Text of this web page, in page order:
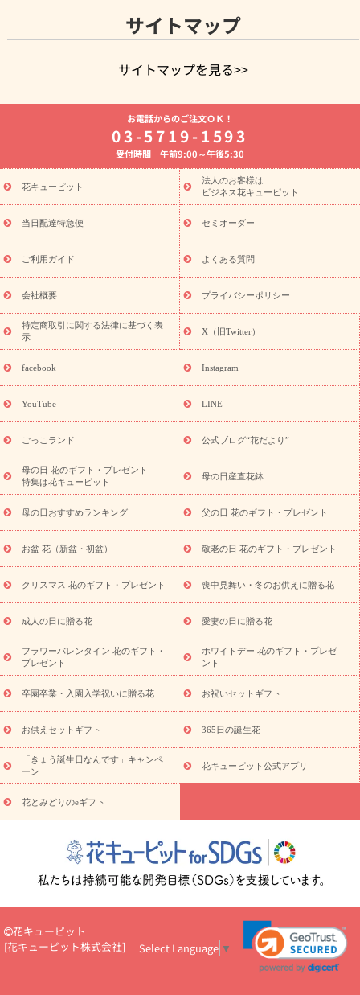
サイトマップ
サイトマップを見る>>
よく贈られる花
お祝いの花特集
誕生日フラワーギフト特集
8月の誕生花(トルコキキョウ)
開店・開業祝い
お供え・お悔やみ お供え・お悔やみの花
通夜・葬儀に贈る花 胡蝶蘭・花鉢
ーブドフラワー
季節のイベント
ひまわり ギフト・プレゼント
特集
お盆 花（新盆・初盆） 季節のイベント
お盆 花（新
盆・初盆）
お盆 花（新盆・初盆）
お盆・お供え 花とセットギ
フト
お盆・お供え プリザーブドフラワー
ひまわり ギフト・プ
レゼント特集
夏の花贈り・お中元・暑中見舞い 花のギフト特集
敬老の日におくる花ギフト・プレゼント特集
花ギフト・プレゼント特集
敬老の日 花のおすすめランキング
敬
老の日 花鉢植えのギフト・プレゼント特集
敬老の日 花とセットギ
フト・プレゼント特集
敬老の日の花 全てのギフト一覧
キャン
ペーン
映画『ウォーターガーディアンズ』コラボキャンペーン
「きょう誕生日なんです」キャンペーン
誕生日の花を探す
誕生日フラワーギフト 誕生日フラワーギフト特集
(トルコキキョウ)
9月の誕生花(リンドウ)
ら探す
お祝いの花特集 当日配達特急便 お祝い商品一覧
念日
結婚祝い 出産祝い 退院祝い・快気祝い
寿祝い
プチギフト ペットのお祝いフラワー
供え・お悔やみ商品一覧
お供え・お悔やみの花
四十九日法要以
お供え プリザーブドフラワー
ペットのお供えフラワー
お盆（新
盆・初盆）
その他 お祝い返し お見舞い
お取り寄せギフト
ビジネス用
ご自宅用 観葉植物 ミディ胡蝶蘭
プリザーブ
ドフラワー
スタイルから探す アレンジメント 花束
スタ
ンド花
お祝い お供え・お悔やみ 胡蝶蘭 胡蝶蘭・花鉢
ディ胡蝶蘭・お祝い
ミディ胡蝶蘭・お供え
世界初の青色胡蝶蘭
観葉植物
観葉植物 産直多肉植物
プリザーブドフラワー
お祝い
お供え・お悔やみ 花とセットギフト
セミオーダー
プチギフト（hanamore -ハナモア-）
花とみどりのeギフト
キューピットのeGfit
カラー ピンク イエローオレンジ
レッ
ド
お花の種類 トルコキキョウ
お祝い お祝い・3000円～ お祝い・4000円～
お祝い・
5000円～
お祝い・7000円～ お祝い・ 10000円～
お供え・お
悔やみ
円～
お供え・お悔やみ・
いのマナー
定年退職祝いのマナー
お祝いを贈るときのマナー・
花キューピットのお祝いコラム一覧
誕生日のお花を「色
彩心理学」で選ぶ方法
結婚祝いの予算相場
出産祝いお役立ち情
ール
新築引っ越し祝いコラム お祝い花のマナー総まとめ
職
場上司や先輩へ贈るお祝い花の正解は？
開店祝いの花 選び方ガイ
お電話からのご注文ＯＫ！
03-5719-1593
受付時間 午前9:00～午後5:30
花キューピット
法人のお客様は
ビジネス花キューピット
当日配達特急便 セミオーダー
ご利用ガイド よくある質問
会社概要 プライバシーポリシー
特定商取引に関する法律に基づく表
示
X（旧Twitter）
facebook Instagram
YouTube LINE
ごっこランド 公式ブログ“花だより”
母の日 花のギフト・プレゼント
特集は花キューピット
母の日産直花鉢
母の日おすすめランキング 父の日 花のギフト・プレゼント
お盆 花（新盆・初盆） 敬老の日 花のギフト・プレゼント
クリスマス 花のギフト・プレゼント 喪中見舞い・冬のお供えに贈る花
成人の日に贈る花 愛妻の日に贈る花
フラワーバレンタイン 花のギフト・
プレゼント
ホワイトデー 花のギフト・プレゼ
ント
卒園卒業・入園入学祝いに贈る花 お祝いセットギフト
お供えセットギフト 365日の誕生花
「きょう誕生日なんです」キャンペ
ーン
花キューピット公式アプリ
花とみどりのeギフト
花キューピット
[花キューピット株式会社] Select Language ▼